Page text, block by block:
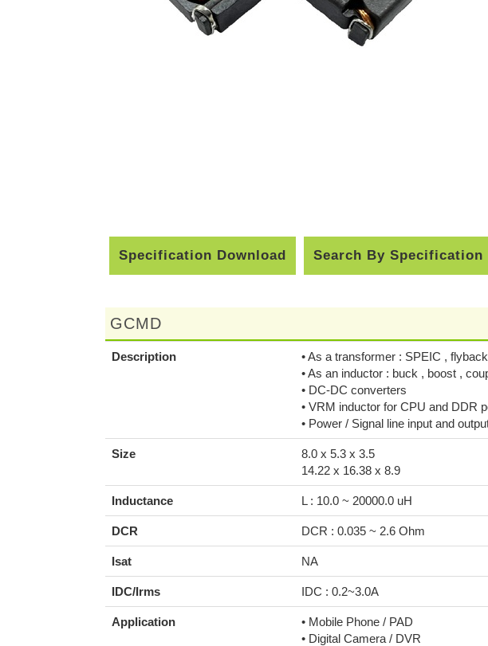
Specification Download Search By Specification
GCMD
Description
• As a transformer : SPEIC , flyback
• As an inductor : buck , boost ,
• DC-DC converters
• VRM inductor for CPU and DDR
• Power / Signal line input and
Size
8.0 x 5.3 x 3.5
14.22 x 16.38 x 8.9
Inductance L : 10.0 ~ 20000.0 uH
DCR DCR : 0.035 ~ 2.6 Ohm
Isat NA
IDC/Irms IDC : 0.2~3.0A
Application
• Mobile Phone / PAD
• Digital Camera / DVR